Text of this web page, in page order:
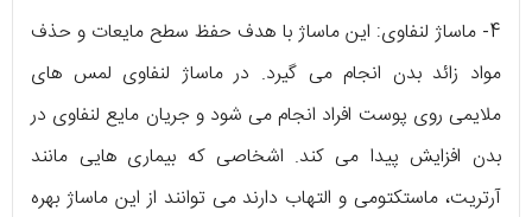
4- ماساژ لنفاوی: این ماساژ با هدف حفظ سطح مایعات و حذف
مواد زائد بدن انجام می گیرد. در ماساژ لنفاوی لمس های
ملایمی روی پوست افراد انجام می شود و جریان مایع لنفاوی در
بدن افزایش پیدا می کند. اشخاصی که بیماری هایی مانند
آرتریت، ماستکتومی و التهاب دارند می توانند از این ماساژ بهره